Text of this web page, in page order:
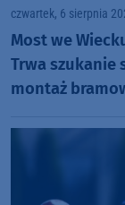
czwartek, 6 sierpnia
Most we
Trwa szukanie
montaż